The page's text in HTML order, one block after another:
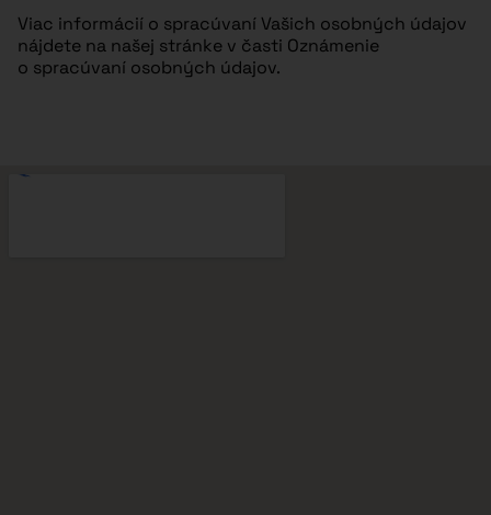
Viac informácií o spracúvaní Vašich osobných údajov
nájdete na našej stránke v časti Oznámenie
o spracúvaní osobných údajov.